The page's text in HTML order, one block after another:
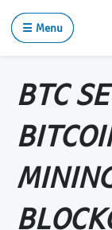
☰ Menu
BTC